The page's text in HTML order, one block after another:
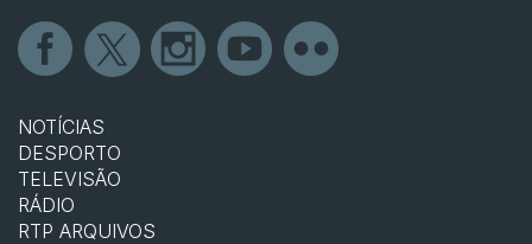
NOTÍCIAS
DESPORTO
TELEVISÃO
RÁDIO
RTP ARQUIVOS